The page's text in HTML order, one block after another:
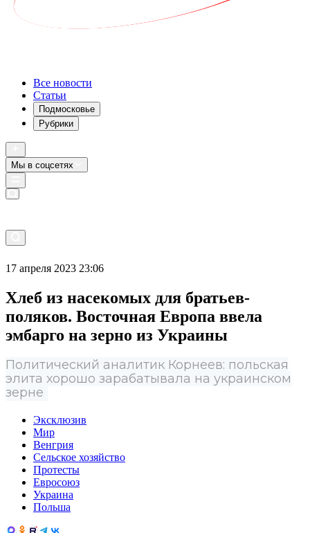
Все новости
Статьи
Подмосковье
Рубрики
Мы в соцсетях
17 апреля 2023 23:06
Хлеб из насекомых для братьев-
поляков. Восточная Европа ввела
эмбарго на зерно из Украины
Политический аналитик Корнеев: польская
элита хорошо зарабатывала на украинском
зерне
Эксклюзив
Мир
Венгрия
Сельское хозяйство
Протесты
Евросоюз
Украина
Польша